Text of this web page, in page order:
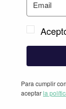
Para cumplir
aceptarla